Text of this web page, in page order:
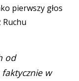
pierwszy głos
Ruchu
od
w